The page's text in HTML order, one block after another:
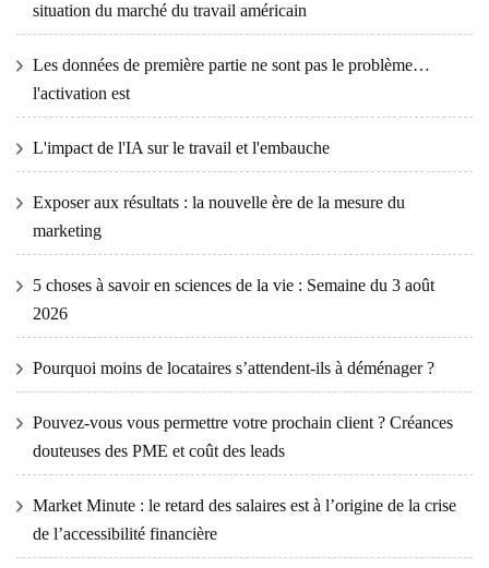
situation du marché du travail américain
Les données de première partie ne sont pas le problème…
l'activation est
L'impact de l'IA sur le travail et l'embauche
Exposer aux résultats : la nouvelle ère de la mesure du
marketing
5 choses à savoir en sciences de la vie : Semaine du 3 août
2026
Pourquoi moins de locataires s’attendent-ils à déménager ?
Pouvez-vous vous permettre votre prochain client ? Créances
douteuses des PME et coût des leads
Market Minute : le retard des salaires est à l’origine de la crise
de l’accessibilité financière